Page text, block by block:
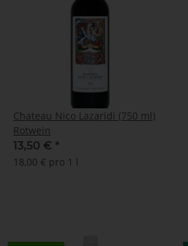
Chateau Nico Lazaridi (750 ml)
Rotwein
13,50 € *
18,00 € pro 1 l